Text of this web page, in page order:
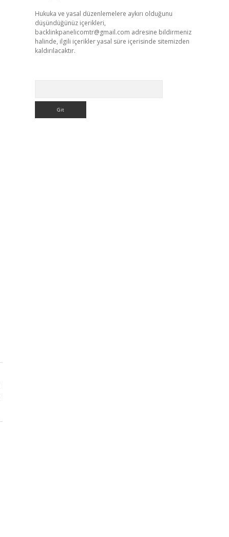
Hukuka ve yasal düzenlemelere aykırı olduğunu
düşündüğünüz içerikleri,
backlinkpanelicomtr@gmail.com adresine bildirmeniz
halinde, ilgili içerikler yasal süre içerisinde sitemizden
kaldırılacaktır.